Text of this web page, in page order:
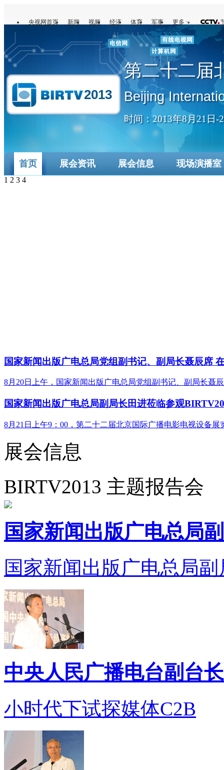
央视网首页 新闻 视频 经济 体育 军事 更多
第二十二届
Beijing
2013
时间：2013年8月21日
首页 展会资讯 展会信息 现场演播室
1 2 3 4
国家新闻出版广电总局党组副书记、副局长聂辰席
8月20日上午，国家新闻出版广电总局党组副书记、副局长聂
国家新闻出版广电总局副局长田进莅临参观
8月21日上午9：00，第二十二届北京国际广播电影电视设备
展会信息
BIRTV2013 主题报告会
国家新闻出版广电总局
国家新闻出版广电总局
中央人民广播电台副台
小时代下试探媒体C2B